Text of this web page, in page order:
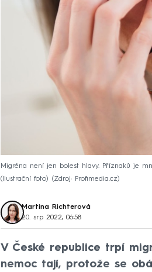
Migréna není jen bolest hlavy. Příznaků je
(Ilustrační foto)
Zdroj: Profimedia.cz
Martina Richterová
20. srp 2022, 06:58
V České republice trpí
nemoc tají, protože se